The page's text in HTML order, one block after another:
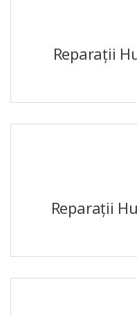
Reparații
Reparații